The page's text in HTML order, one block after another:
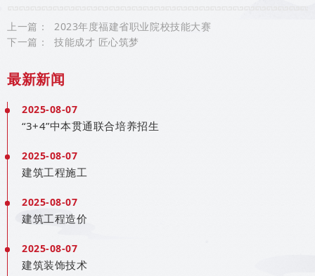
上一篇：
2023年度福建省职业院校技能大赛
下一篇：
技能成才 匠心筑梦
最新新闻
2025-08-07
“3+4”中本贯通联合培养招生
2025-08-07
建筑工程施工
2025-08-07
建筑工程造价
2025-08-07
建筑装饰技术